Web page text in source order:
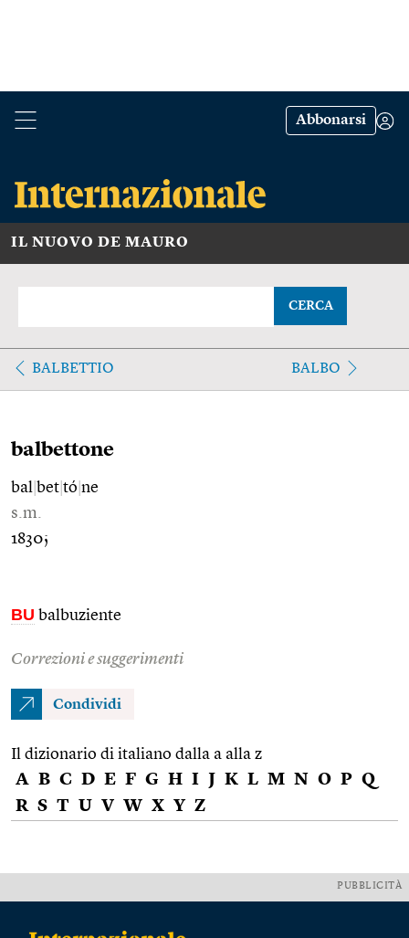
Abbonarsi
IL NUOVO DE MAURO
CERCA
BALBETTIO BALBO
balbettone
bal bet tó ne
s.m.
1830;
BU balbuziente
Correzioni e suggerimenti
Condividi
Il dizionario di italiano dalla a alla z
A B C D E F G H I J K L M N O P Q
R S T U V W X Y Z
PUBBLICITÀ